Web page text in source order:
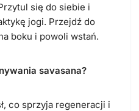
się do siebie i
jogi. Przejdź do
boku i powoli wstań.
savasana?
co sprzyja regeneracji i